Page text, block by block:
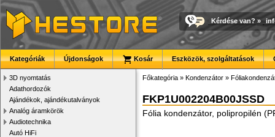
Kérdése van? »
Kategóriák Újdonságok Kosár Eszközök, szolgáltatások
3D nyomtatás
Adathordozók
Ajándékok, ajándékutalványok
Analóg áramkörök
Audiotechnika
Autó HiFi
Főkategória » Kondenzátor »
FKP1U002204B00JSSD
Fólia kondenzátor, polipropilén